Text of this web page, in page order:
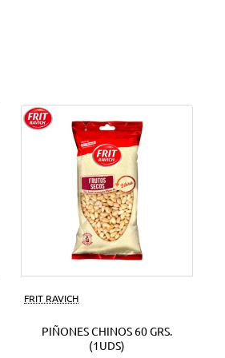
FRIT RAVICH
PIÑONES CHINOS 60 GRS.
(1UDS)